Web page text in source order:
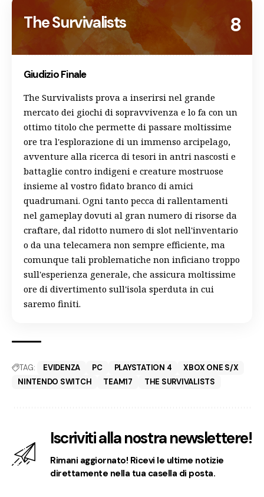
The Survivalists 8
Giudizio Finale
The Survivalists prova a inserirsi nel grande
mercato dei giochi di sopravvivenza e lo fa con un
ottimo titolo che permette di passare moltissime
ore tra l'esplorazione di un immenso arcipelago,
avventure alla ricerca di tesori in antri nascosti e
battaglie contro indigeni e creature mostruose
insieme al vostro fidato branco di amici
quadrumani. Ogni tanto pecca di rallentamenti
nel gameplay dovuti al gran numero di risorse da
craftare, dal ridotto numero di slot nell'inventario
o da una telecamera non sempre efficiente, ma
comunque tali problematiche non inficiano troppo
sull'esperienza generale, che assicura moltissime
ore di divertimento sull'isola sperduta in cui
saremo finiti.
TAG: EVIDENZA PC PLAYSTATION 4
XBOX ONE S/X
NINTENDO SWITCH
TEAM17 THE SURVIVALISTS
Iscriviti alla nostra newslettere!
Rimani aggiornato! Ricevi le ultime notizie
direttamente nella tua casella di posta.